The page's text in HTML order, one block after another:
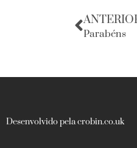
Parabéns
Desenvolvido pela crobin.co.uk